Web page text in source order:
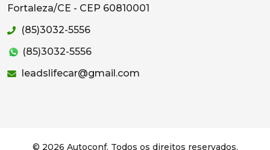
Fortaleza/CE - CEP 60810001
(85)3032-5556
(85)3032-5556
leadslifecar@gmail.com
© 2026 Autoconf. Todos os direitos reservados.